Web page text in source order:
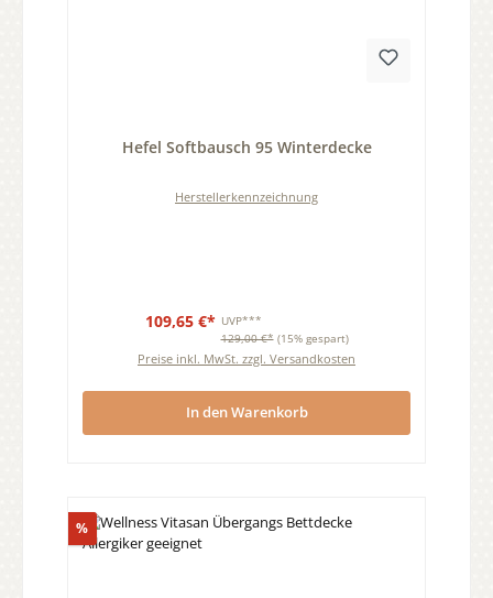
Hefel Softbausch 95 Winterdecke
Herstellerkennzeichnung
109,65 €* UVP***
129,00 €* (15% gespart)
Preise inkl. MwSt. zzgl. Versandkosten
In den Warenkorb
%Rabatt